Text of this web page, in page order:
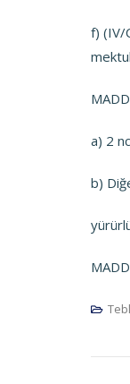
f) (IV/
a) 2
b)